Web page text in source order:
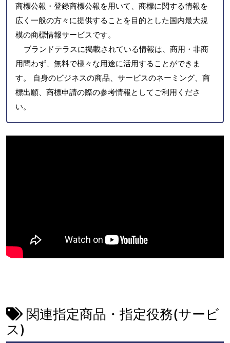
商標公報・登録商標公報を用いて、商標に関する情報を
広く一般の方々に提供することを目的とした国内最大規
模の商標情報サービスです。
ブランドテラスに掲載されている情報は、商用・非商
用問わず、無料で様々な用途に活用することができま
す。 自身のビジネスの商品、サービスのネーミング、商
標出願、商標申請の際の参考情報としてご利用くださ
い。
関連指定商品・指定役務(サービ
ス)